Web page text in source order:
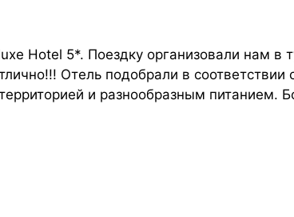
Hotel 5*. Поездку организовали нам в
Отель подобрали в соответствии
и разнообразным питанием.